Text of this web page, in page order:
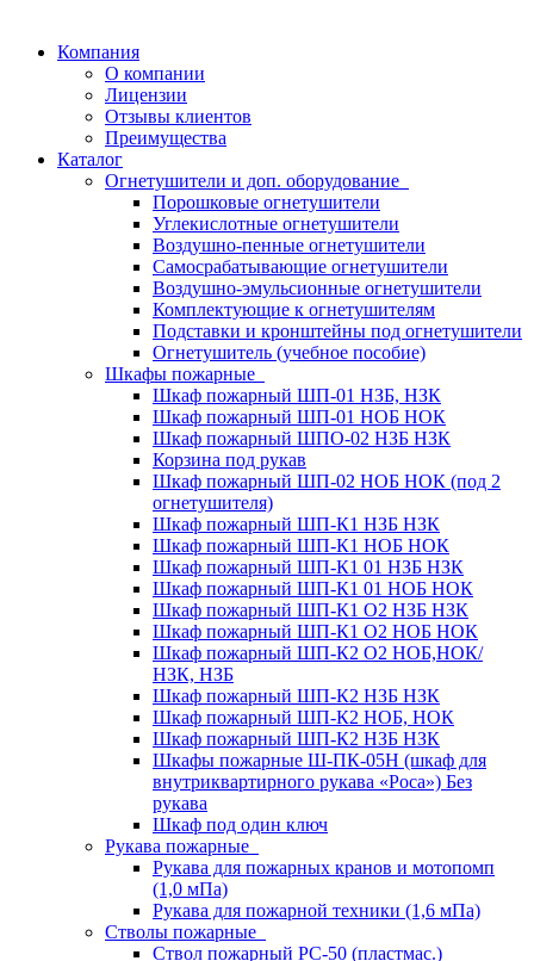
Компания
О компании
Лицензии
Отзывы клиентов
Преимущества
Каталог
Огнетушители и доп. оборудование
Порошковые огнетушители
Углекислотные огнетушители
Воздушно-пенные огнетушители
Самосрабатывающие огнетушители
Воздушно-эмульсионные огнетушители
Комплектующие к огнетушителям
Подставки и кронштейны под огнетушители
Огнетушитель (учебное пособие)
Шкафы пожарные
Шкаф пожарный ШП-01 НЗБ, НЗК
Шкаф пожарный ШП-01 НОБ НОК
Шкаф пожарный ШПО-02 НЗБ НЗК
Корзина под рукав
Шкаф пожарный ШП-02 НОБ НОК (под 2
огнетушителя)
Шкаф пожарный ШП-К1 НЗБ НЗК
Шкаф пожарный ШП-К1 НОБ НОК
Шкаф пожарный ШП-К1 01 НЗБ НЗК
Шкаф пожарный ШП-К1 01 НОБ НОК
Шкаф пожарный ШП-К1 О2 НЗБ НЗК
Шкаф пожарный ШП-К1 О2 НОБ НОК
Шкаф пожарный ШП-К2 О2 НОБ,НОК/
НЗК, НЗБ
Шкаф пожарный ШП-К2 НЗБ НЗК
Шкаф пожарный ШП-К2 НОБ, НОК
Шкаф пожарный ШП-К2 НЗБ НЗК
Шкафы пожарные Ш-ПК-05Н (шкаф для
внутриквартирного рукава «Роса») Без
рукава
Шкаф под один ключ
Рукава пожарные
Рукава для пожарных кранов и мотопомп
(1,0 мПа)
Рукава для пожарной техники (1,6 мПа)
Стволы пожарные
Ствол пожарный РС-50 (пластмас.)